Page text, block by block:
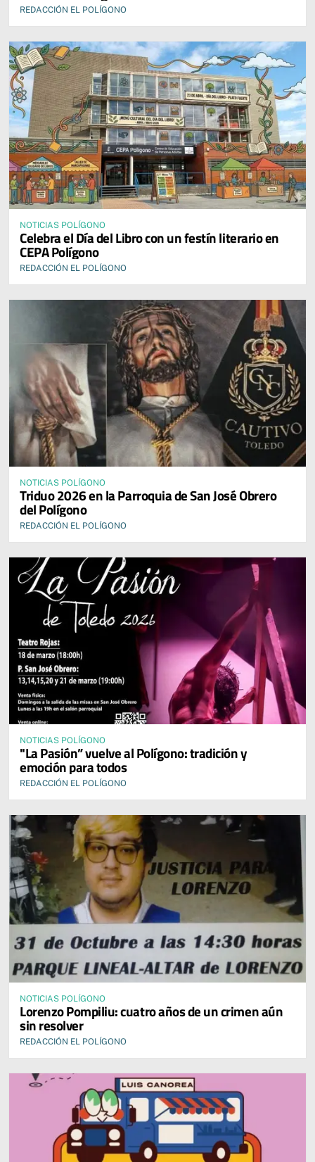
REDACCIÓN EL POLÍGONO
NOTICIAS POLÍGONO
Celebra el Día del Libro con un festín literario en
CEPA Polígono
REDACCIÓN EL POLÍGONO
NOTICIAS POLÍGONO
Triduo 2026 en la Parroquia de San José Obrero
del Polígono
REDACCIÓN EL POLÍGONO
NOTICIAS POLÍGONO
"La Pasión” vuelve al Polígono: tradición y
emoción para todos
REDACCIÓN EL POLÍGONO
NOTICIAS POLÍGONO
Lorenzo Pompiliu: cuatro años de un crimen aún
sin resolver
REDACCIÓN EL POLÍGONO